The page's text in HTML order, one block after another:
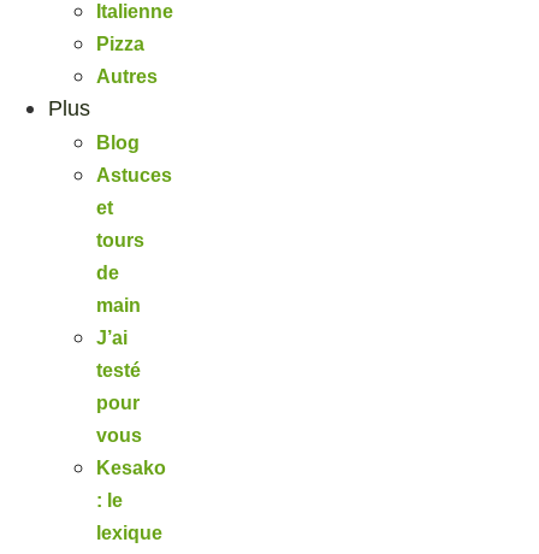
Italienne
Pizza
Autres
Plus
Blog
Astuces
et
tours
de
main
J’ai
testé
pour
vous
Kesako
: le
lexique